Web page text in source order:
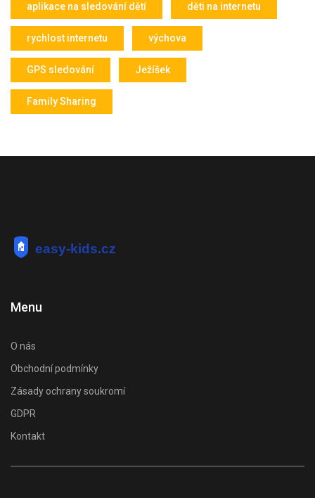
aplikace na sledování dětí děti na internetu
rychlost internetu výchova
GPS sledování Ježíšek
Family Sharing
Menu
O nás
Obchodní podmínky
Zásady ochrany soukromí
GDPR
Kontakt